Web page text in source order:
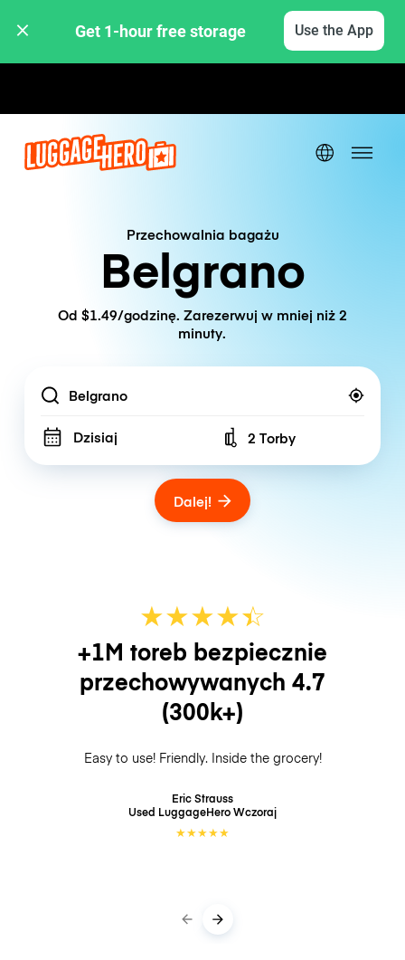
Get 1-hour free storage Use the App
Przechowalnia bagażu
Belgrano
Od $1.49/godzinę. Zarezerwuj w mniej niż 2
minuty.
Location
Dzisiaj Number of bags
2 Torby
Dalej!
★★★★☆
★
+1M toreb bezpiecznie
przechowywanych 4.7
(300k+)
Easy to use! Friendly. Inside the grocery!
Eric Strauss
Used LuggageHeroWczoraj
★★★★★